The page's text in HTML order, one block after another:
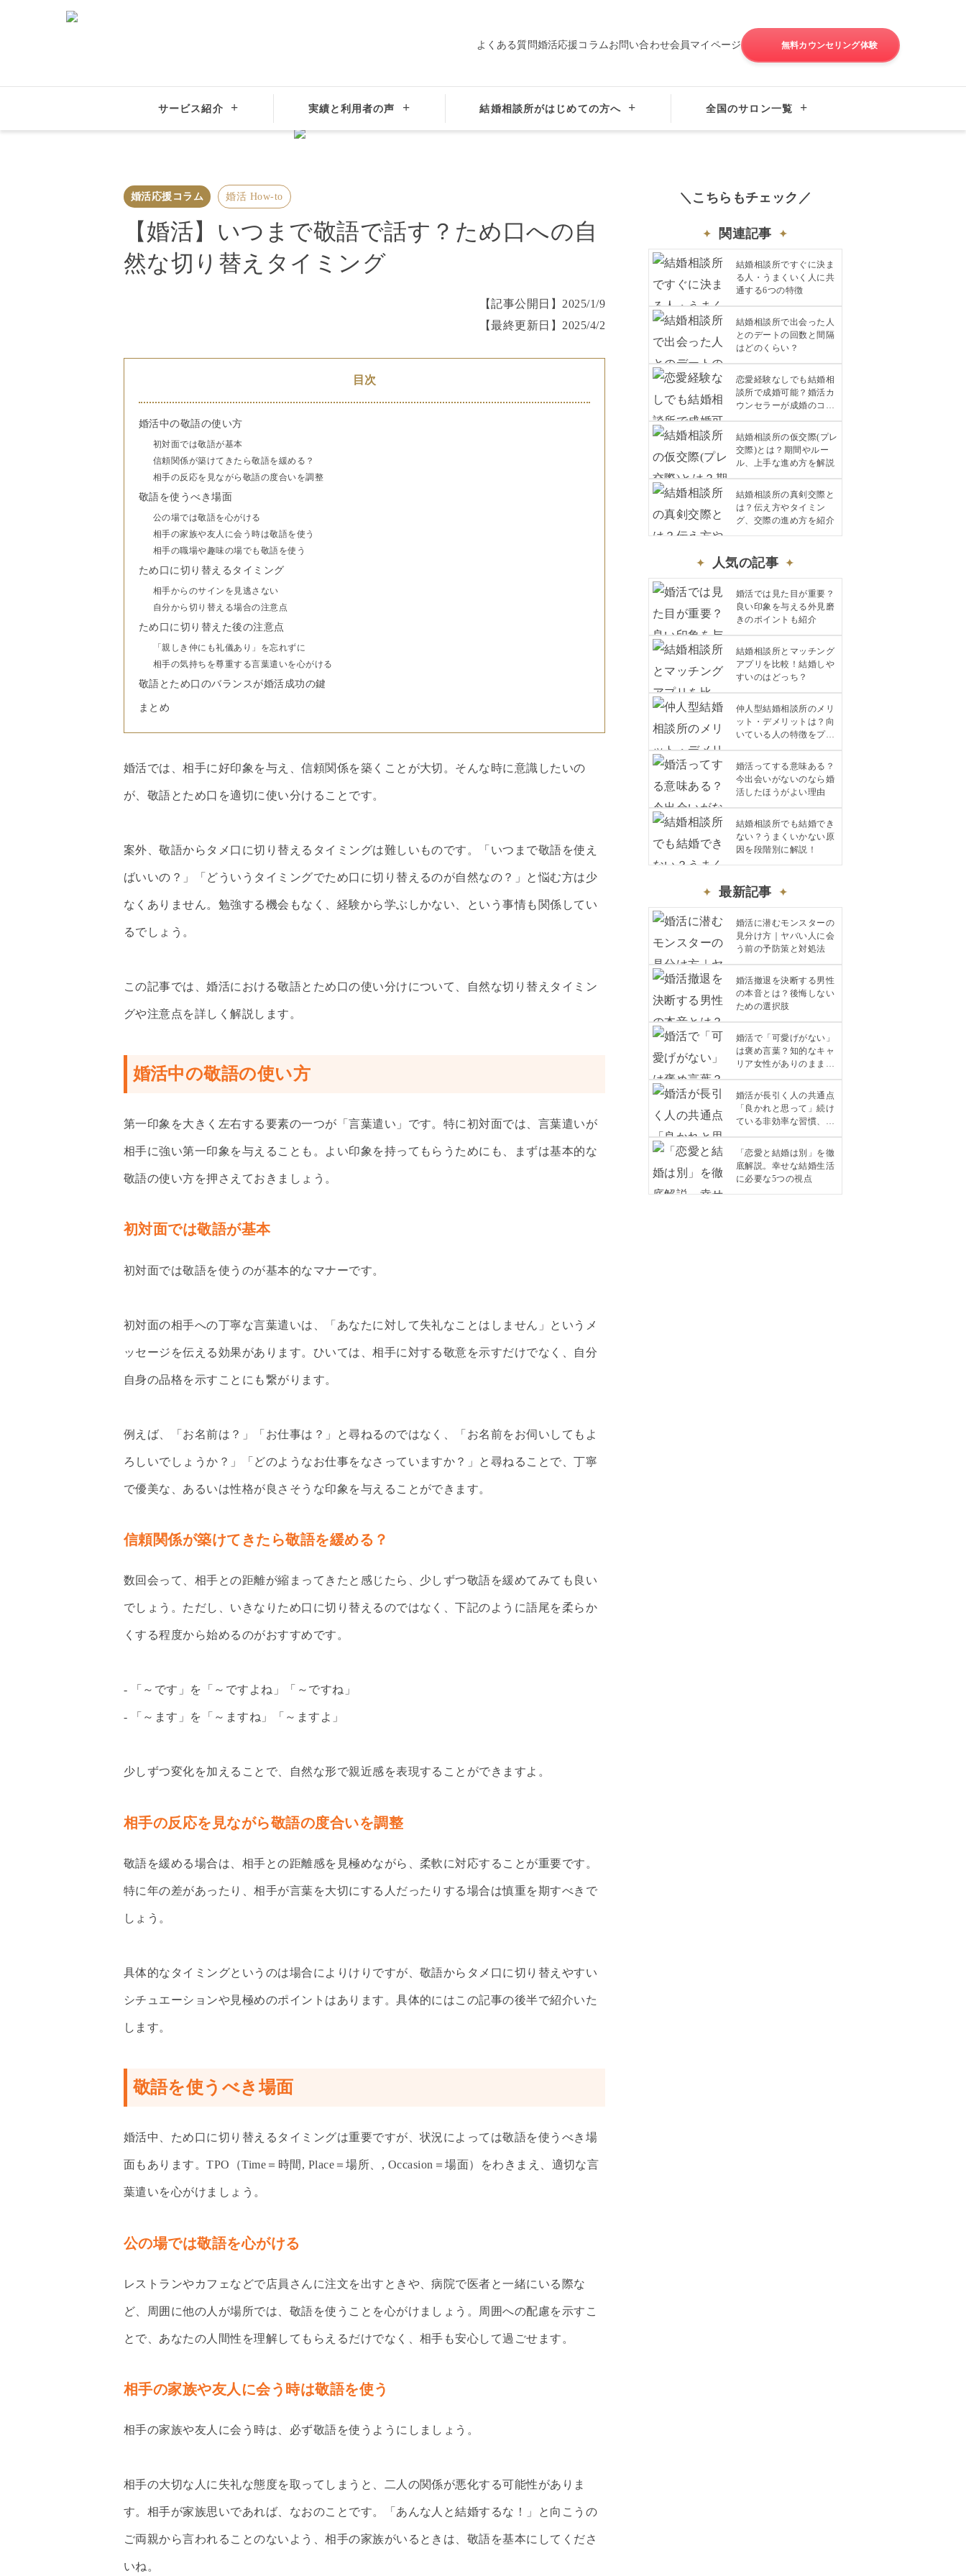
よくある質問婚活応援コラム お問い合わせ会員マイページ 無料カウンセリング体験
サービス紹介 実績と利用者の声 結婚相談所がはじめての方へ 全国のサロン一覧
婚活応援コラム 【婚活】いつまで敬語で話す？ため口への自然な切り替えタイミング
婚活応援コラム 婚活 How-to
【婚活】いつまで敬語で話す？ため口への自
然な切り替えタイミング
【記事公開日】 2025/1/9
【最終更新日】 2025/4/2
目次
婚活中の敬語の使い方
初対面では敬語が基本
信頼関係が築けてきたら敬語を緩める？
相手の反応を見ながら敬語の度合いを調整
敬語を使うべき場面
公の場では敬語を心がける
相手の家族や友人に会う時は敬語を使う
相手の職場や趣味の場でも敬語を使う
ため口に切り替えるタイミング
相手からのサインを見逃さない
自分から切り替える場合の注意点
ため口に切り替えた後の注意点
「親しき仲にも礼儀あり」を忘れずに
相手の気持ちを尊重する言葉遣いを心がける
敬語とため口のバランスが婚活成功の鍵
まとめ
婚活では、相手に好印象を与え、信頼関係を築くことが大切。そんな時に意識したいの
が、敬語とため口を適切に使い分けることです。
案外、敬語からタメ口に切り替えるタイミングは難しいものです。「いつまで敬語を使え
ばいいの？」「どういうタイミングでため口に切り替えるのが自然なの？」と悩む方は少
なくありません。勉強する機会もなく、経験から学ぶしかない、という事情も関係してい
るでしょう。
この記事では、婚活における敬語とため口の使い分けについて、自然な切り替えタイミン
グや注意点を詳しく解説します。
婚活中の敬語の使い方
第一印象を大きく左右する要素の一つが「言葉遣い」です。特に初対面では、言葉遣いが
相手に強い第一印象を与えることも。よい印象を持ってもらうためにも、まずは基本的な
敬語の使い方を押さえておきましょう。
初対面では敬語が基本
初対面では敬語を使うのが基本的なマナーです。
初対面の相手への丁寧な言葉遣いは、「あなたに対して失礼なことはしません」というメ
ッセージを伝える効果があります。ひいては、相手に対する敬意を示すだけでなく、自分
自身の品格を示すことにも繋がります。
例えば、「お名前は？」「お仕事は？」と尋ねるのではなく、「お名前をお伺いしてもよ
ろしいでしょうか？」「どのようなお仕事をなさっていますか？」と尋ねることで、丁寧
で優美な、あるいは性格が良さそうな印象を与えることができます。
信頼関係が築けてきたら敬語を緩める？
数回会って、相手との距離が縮まってきたと感じたら、少しずつ敬語を緩めてみても良い
でしょう。ただし、いきなりため口に切り替えるのではなく、下記のように語尾を柔らか
くする程度から始めるのがおすすめです。
- 「～です」を「～ですよね」「～ですね」
- 「～ます」を「～ますね」「～ますよ」
少しずつ変化を加えることで、自然な形で親近感を表現することができますよ。
相手の反応を見ながら敬語の度合いを調整
敬語を緩める場合は、相手との距離感を見極めながら、柔軟に対応することが重要です。
特に年の差があったり、相手が言葉を大切にする人だったりする場合は慎重を期すべきで
しょう。
具体的なタイミングというのは場合によりけりですが、敬語からタメ口に切り替えやすい
シチュエーションや見極めのポイントはあります。具体的にはこの記事の後半で紹介いた
します。
敬語を使うべき場面
婚活中、ため口に切り替えるタイミングは重要ですが、状況によっては敬語を使うべき場
面もあります。TPO（Time＝時間, Place＝場所、, Occasion＝場面）をわきまえ、適切な言
葉遣いを心がけましょう。
公の場では敬語を心がける
レストランやカフェなどで店員さんに注文を出すときや、病院で医者と一緒にいる際な
ど、周囲に他の人が場所では、敬語を使うことを心がけましょう。周囲への配慮を示すこ
とで、あなたの人間性を理解してもらえるだけでなく、相手も安心して過ごせます。
相手の家族や友人に会う時は敬語を使う
相手の家族や友人に会う時は、必ず敬語を使うようにしましょう。
相手の大切な人に失礼な態度を取ってしまうと、二人の関係が悪化する可能性がありま
す。相手が家族思いであれば、なおのことです。「あんな人と結婚するな！」と向こうの
ご両親から言われることのないよう、相手の家族がいるときは、敬語を基本にしてくださ
いね。
＼こちらもチェック／
関連記事
結婚相談所ですぐに決ま
る人・うまくいく人に共
通する6つの特徴
結婚相談所で出会った人
とのデートの回数と間隔
はどのくらい？
恋愛経験なしでも結婚相
談所で成婚可能？婚活カ
ウンセラーが成婚のコツ
を紹介
結婚相談所の仮交際(プレ
交際)とは？期間やルー
ル、上手な進め方を解説
結婚相談所の真剣交際と
は？伝え方やタイミン
グ、交際の進め方を紹介
人気の記事
婚活では見た目が重要？
良い印象を与える外見磨
きのポイントも紹介
結婚相談所とマッチング
アプリを比較！結婚しや
すいのはどっち？
仲人型結婚相談所のメリ
ット・デメリットは？向
いている人の特徴をプロ
が解説
婚活ってする意味ある？
今出会いがないのなら婚
活したほうがよい理由
結婚相談所でも結婚でき
ない？うまくいかない原
因を段階別に解説！
最新記事
婚活に潜むモンスターの
見分け方｜ヤバい人に会
う前の予防策と対処法
婚活撤退を決断する男性
の本音とは？後悔しない
ための選択肢
婚活で「可愛げがない」
は褒め言葉？知的なキャ
リア女性がありのままで
愛されるコツ
婚活が長引く人の共通点
「良かれと思って」続け
ている非効率な習慣、今
すぐ見直しませんか？
「恋愛と結婚は別」を徹
底解説。幸せな結婚生活
に必要な5つの視点